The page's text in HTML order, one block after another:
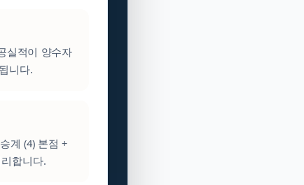
실적이 양수자
니다.
계 (4) 본점 +
합니다.